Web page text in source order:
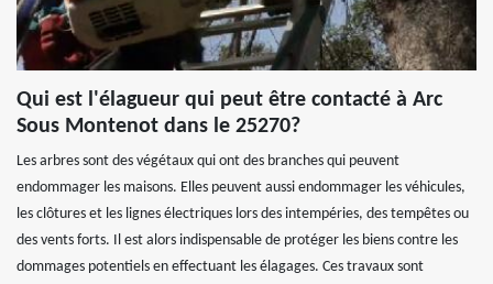
Qui est l'élagueur qui peut être contacté à Arc
Sous Montenot dans le 25270?
Les arbres sont des végétaux qui ont des branches qui peuvent
endommager les maisons. Elles peuvent aussi endommager les véhicules,
les clôtures et les lignes électriques lors des intempéries, des tempêtes ou
des vents forts. Il est alors indispensable de protéger les biens contre les
dommages potentiels en effectuant les élagages. Ces travaux sont